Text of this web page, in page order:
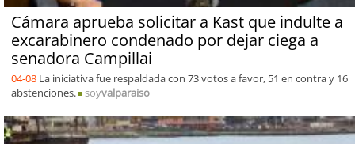
Cámara aprueba solicitar a Kast que indulte a
excarabinero condenado por dejar ciega a
senadora Campillai
04-08 La iniciativa fue respaldada con 73 votos a favor, 51 en contra y 16
abstenciones.
soyvalparaiso